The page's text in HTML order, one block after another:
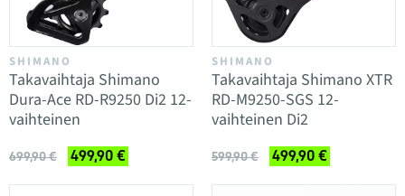
SHIMANO
Takavaihtaja Shimano
Dura-Ace RD-R9250 Di2 12-
vaihteinen
699,90 € 499,90 €
SHIMANO
Takavaihtaja Shimano XTR
RD-M9250-SGS 12-
vaihteinen Di2
599,90 € 499,90 €